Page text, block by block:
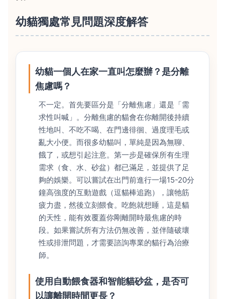
幼貓獨處常見問題深度解答
幼貓一個人在家一直叫怎麼辦？是分離
焦慮嗎？
不一定。首先要區分是「分離焦慮」還是「需
求性叫喊」。分離焦慮的貓會在你離開後持續
性地叫、不吃不喝、在門邊徘徊、過度理毛或
亂大小便。而很多幼貓叫，單純是因為無聊、
餓了，或想引起注意。第一步是確保所有生理
需求（食、水、砂盆）都已滿足，並提供了足
夠的娛樂。可以嘗試在出門前進行一場15-20分
鐘高強度的互動遊戲（逗貓棒追跑），讓牠筋
疲力盡，然後立刻餵食。吃飽就想睡，這是貓
的天性，能有效覆蓋你剛離開時最焦慮的時
段。如果嘗試所有方法仍無改善，並伴隨破壞
性或排泄問題，才需要諮詢專業的貓行為治療
師。
使用自動餵食器和智能貓砂盆，是否可
以讓離開時間更長？